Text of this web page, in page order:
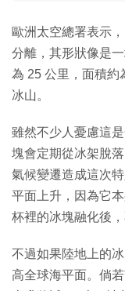
歐洲太空總署表示
分離，其形狀像是
為 25 公里，面積約
冰山。
雖然不少人憂慮這
塊會定期從冰架脫
氣候變遷造成這次
平面上升，因為它
杯裡的冰塊融化後
不過如果陸地上的
高全球海平面。倘